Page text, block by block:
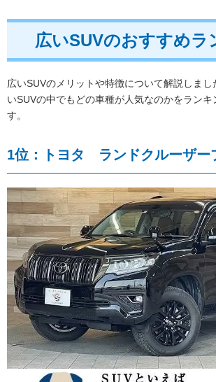
広いSUVのおすすめラ
広いSUVのメリットや特徴について解説しま
いSUVの中でもどの車種が人気なのかをランキ
す。
1位：トヨタ ランドクルーザー